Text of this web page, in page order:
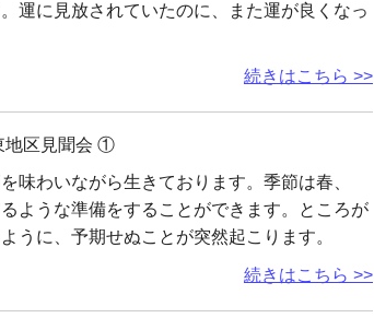
運に見放されていたのに、また運が良くなっ
続きはこちら >>
地区見聞会 ①
味わいながら生きております。季節は春、
ような準備をすることができます。ところが
うに、予期せぬことが突然起こります。
続きはこちら >>